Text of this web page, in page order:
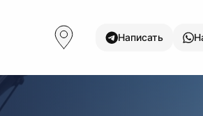
Написать